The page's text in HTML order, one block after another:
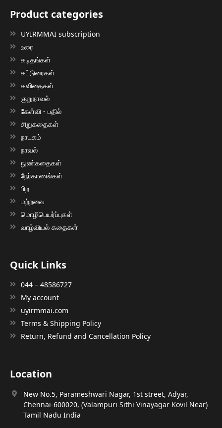
Product categories
UYIRMMAI subscription
உரை
கடிதங்கள்
கட்டுரைகள்
கவிதைகள்
குறுநாவல்
கேள்வி - பதில்
சிறுகதைகள்
நாடகம்
நாவல்
நுண்கதைகள்
நேர்காணல்கள்
பிற
மற்றவை
மொழிபெயர்ப்புகள்
வாழ்வியல் கதைகள்
Quick Links
044 – 48586727
My account
uyirmmai.com
Terms & Shipping Policy
Return, Refund and Cancellation Policy
Location
New No.5, Parameshwari Nagar, 1st street, Adyar,
Chennai-600020, (Valampuri Sithi Vinayagar Kovil Near)
Tamil Nadu India